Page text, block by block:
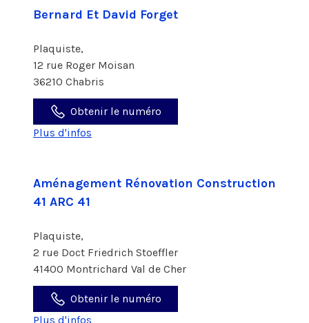
Bernard Et David Forget
Plaquiste,
12 rue Roger Moisan
36210 Chabris
Obtenir le numéro
Plus d'infos
Aménagement Rénovation Construction
41 ARC 41
Plaquiste,
2 rue Doct Friedrich Stoeffler
41400 Montrichard Val de Cher
Obtenir le numéro
Plus d'infos